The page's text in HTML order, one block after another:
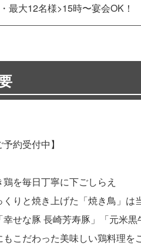
最大12名様>15時〜宴会OK！
予約受付中】
を毎日丁寧に下ごしらえ
りと焼き上げた「焼き鳥」は
幸せな豚 長崎芳寿豚」「元米
こだわった美味しい鶏料理を